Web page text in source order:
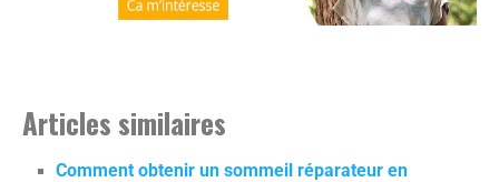
Articles similaires
Comment obtenir un sommeil réparateur en